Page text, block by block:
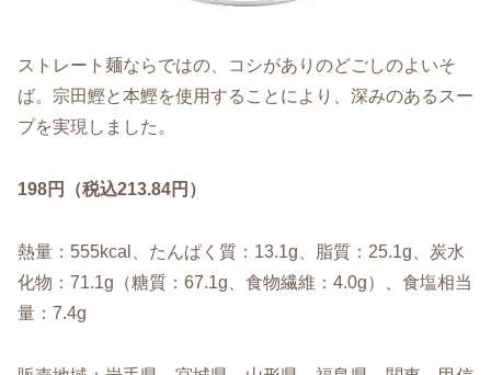
ストレート麺ならではの、コシがありのどごしのよいそ
ば。宗田鰹と本鰹を使用することにより、深みのあるスー
プを実現しました。
198円（税込213.84円）
熱量：555kcal、たんぱく質：13.1g、脂質：25.1g、炭水
化物：71.1g（糖質：67.1g、食物繊維：4.0g）、食塩相当
量：7.4g